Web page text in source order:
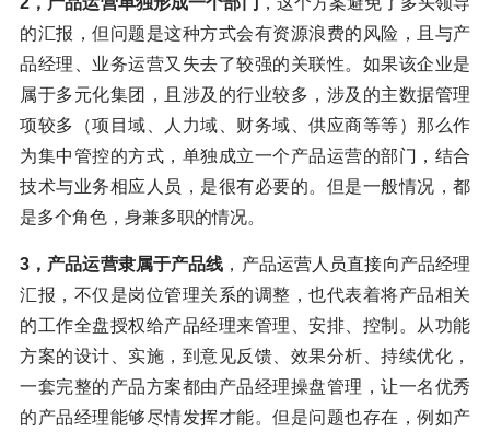
的汇报，但问题是这种方式会有资源浪费的风险，且与产
品经理、业务运营又失去了较强的关联性。如果该企业是
属于多元化集团，且涉及的行业较多，涉及的主数据管理
项较多（项目域、人力域、财务域、供应商等等）那么作
为集中管控的方式，单独成立一个产品运营的部门，结合
技术与业务相应人员，是很有必要的。但是一般情况，都
是多个角色，身兼多职的情况。
3，产品运营隶属于产品线 ，产品运营人员直接向产品经理
汇报，不仅是岗位管理关系的调整，也代表着将产品相关
的工作全盘授权给产品经理来管理、安排、控制。从功能
方案的设计、实施，到意见反馈、效果分析、持续优化，
一套完整的产品方案都由产品经理操盘管理，让一名优秀
的产品经理能够尽情发挥才能。但是问题也存在，例如产